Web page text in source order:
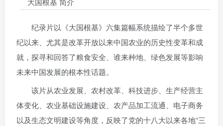
纪录片以《大国根基》六集篇幅系统描绘了半个多世
纪以来、尤其是改革开放以来中国农业的历史性变革和成
就，探寻和回答了粮食安全、谁来种地、绿色发展等影响
未来中国发展的根本性话题。
该片从农业发展、农村改革、科技进步、生产经营主
体变化、农业基础设施建设、农产品加工流通、电子商务
以及生态文明建设等角度，反映了党的十八大以来各地“三